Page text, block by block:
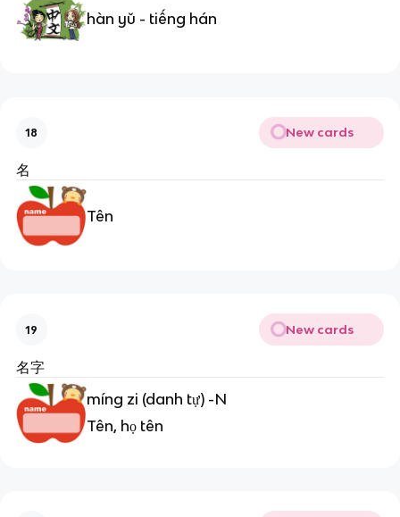
hàn yǔ - tiếng hán
18 New cards
名
Tên
19 New cards
名字
míng zi (danh tự) -N
Tên, họ tên